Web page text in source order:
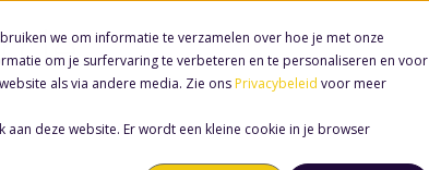
we om informatie te verzamelen over hoe je met onze
om je surfervaring te verbeteren en te personaliseren en voor
als via andere media. Zie ons Privacybeleid voor meer
deze website. Er wordt een kleine cookie in je browser